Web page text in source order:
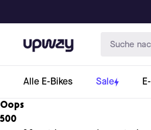
Upway
Alle E-Bikes Sale
Oops
500